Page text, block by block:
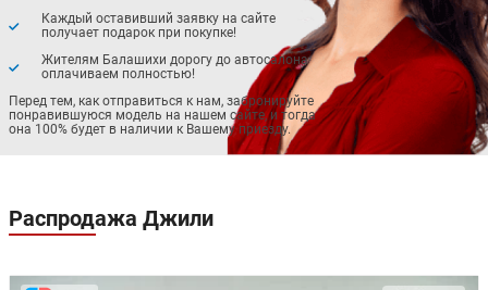
Каждый оставивший заявку на сайте
получает подарок при покупке!
Жителям Балашихи дорогу до автосалона
оплачиваем полностью!
Перед тем, как отправиться к нам, забронируйте
понравившуюся модель на нашем сайте, и тогда
она 100% будет в наличии к Вашему приезду.
Распродажа Джили